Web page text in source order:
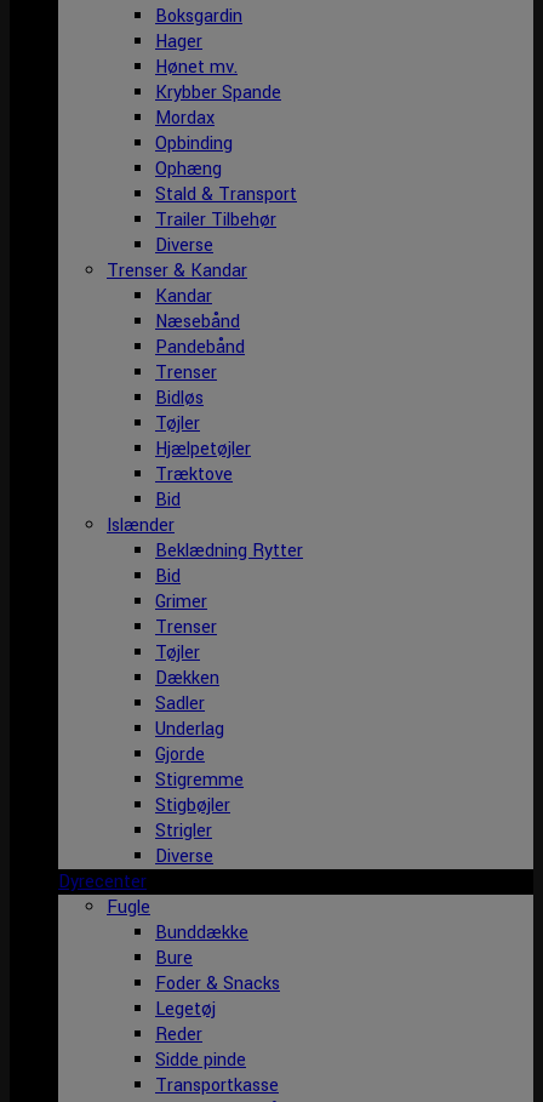
Boksgardin
Hager
Hønet mv.
Krybber Spande
Mordax
Opbinding
Ophæng
Stald & Transport
Trailer Tilbehør
Diverse
Trenser & Kandar
Kandar
Næsebånd
Pandebånd
Trenser
Bidløs
Tøjler
Hjælpetøjler
Træktove
Bid
Islænder
Beklædning Rytter
Bid
Grimer
Trenser
Tøjler
Dækken
Sadler
Underlag
Gjorde
Stigremme
Stigbøjler
Strigler
Diverse
Dyrecenter
Fugle
Bunddække
Bure
Foder & Snacks
Legetøj
Reder
Sidde pinde
Transportkasse